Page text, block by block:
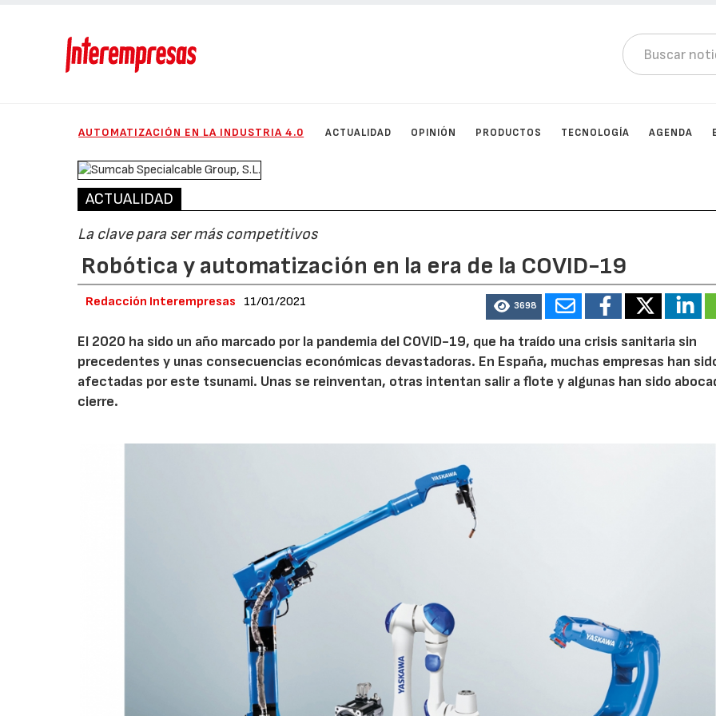
AUTOMATIZACIÓN EN LA INDUSTRIA 4.0 ACTUALIDAD OPINIÓN PRODUCTOS TECNOLOGÍA AGENDA
ACTUALIDAD
La clave para ser más competitivos
Robótica y automatización en la era de la COVID-19
Redacción Interempresas 11/01/2021 3698
El 2020 ha sido un año marcado por la pandemia del COVID-19, que ha traído una crisis sanitaria sin
precedentes y unas consecuencias económicas devastadoras. En España, muchas empresas han
afectadas por este tsunami. Unas se reinventan, otras intentan salir a flote y algunas han sido
cierre.
AF26_IFM